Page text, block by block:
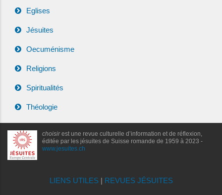
Eglises
Jésuites
Oecuménisme
Religions
Spiritualités
Théologie
choisirest une revue culturelle d’information et de réflexion,
éditée par les jésuites de Suisse romande de 1959 à 2023 -
www.jesuites.ch
LIENS UTILES| REVUES JÉSUITES